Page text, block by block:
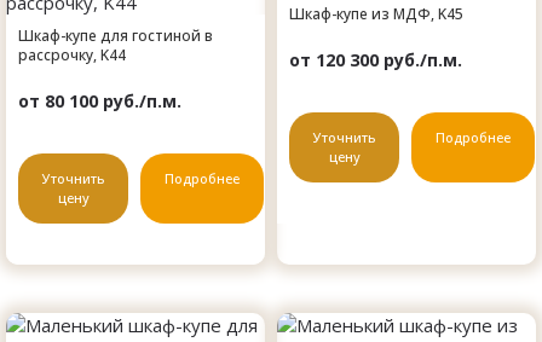
Шкаф-купе для гостиной в
рассрочку, K44
от 80 100 руб./п.м.
Уточнить
цену
Подробнее
Шкаф-купе из МДФ, K45
от 120 300 руб./п.м.
Уточнить
цену
Подробнее